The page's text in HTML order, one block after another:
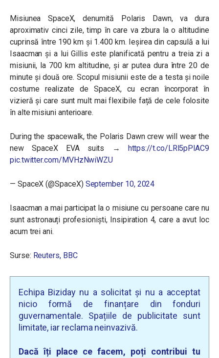
Misiunea SpaceX, denumită Polaris Dawn, va dura
aproximativ cinci zile, timp în care va zbura la o altitudine
cuprinsă între 190 km și 1.400 km. Ieșirea din capsulă a lui
Isaacman și a lui Gillis este planificată pentru a treia zi a
misiunii, la 700 km altitudine, și ar putea dura între 20 de
minute și două ore. Scopul misiunii este de a testa și noile
costume realizate de SpaceX, cu ecran încorporat în
vizieră și care sunt mult mai flexibile față de cele folosite
în alte misiuni anterioare.
During the spacewalk, the Polaris Dawn crew will wear the
new SpaceX EVA suits →
https://t.co/LRl5pPlAC9
pic.twitter.com/MVHzNwiWZU
— SpaceX (@SpaceX) September 10, 2024
Isaacman a mai participat la o misiune cu persoane care nu
sunt astronauți profesioniști, Insipiration 4, care a avut loc
acum trei ani.
Surse: Reuters, BBC
Echipa Biziday nu a solicitat și nu a acceptat
nicio formă de finanțare din fonduri
guvernamentale. Spațiile de publicitate sunt
limitate, iar reclama neinvazivă.
Dacă îți place ce facem, poți contribui tu